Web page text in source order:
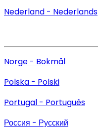
Nederland - Nederlands
Norge - Bokmål
Polska - Polski
Portugal - Português
Россия - Русский